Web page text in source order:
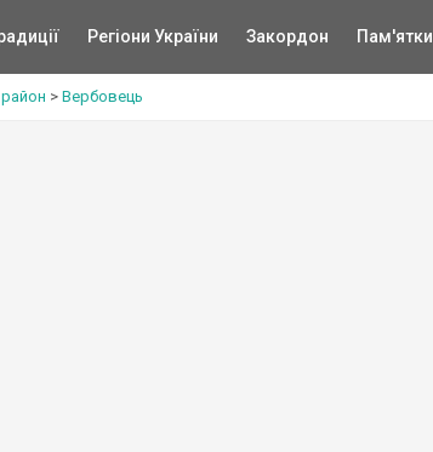
Регіони України Закордон Пам'ятки
> Вербовець